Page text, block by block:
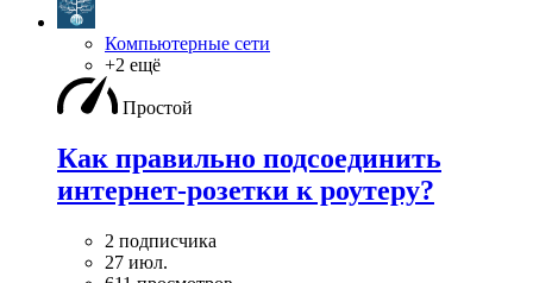
Компьютерные сети
+2 ещё
Простой
Как правильно подсоединить
интернет-розетки к роутеру?
2 подписчика
27 июл.